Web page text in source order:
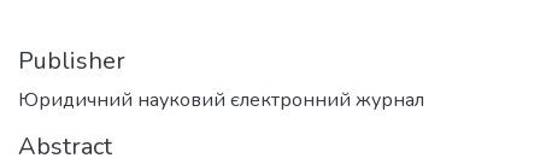
Publisher
Юридичний науковий єлектронний журнал
Abstract